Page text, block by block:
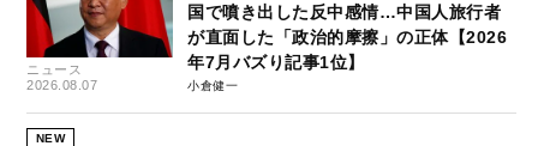
ニュース
2026.08.07
国で噴き出した反中感情…中国人旅行者
が直面した「政治的摩擦」の正体【2026
年7月バズり記事1位】
小倉健一
NEW